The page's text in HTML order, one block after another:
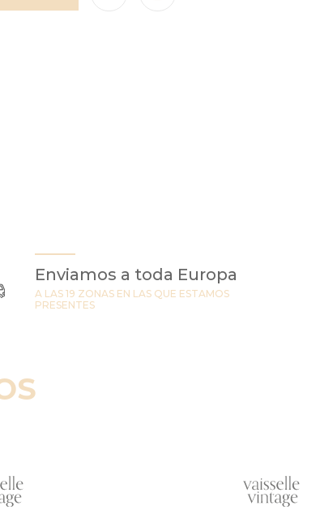
Enviamos a toda Europa
A LAS 19 ZONAS EN LAS QUE ESTAMOS
PRESENTES